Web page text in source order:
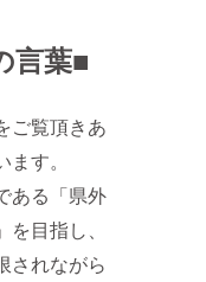
言葉■
ご覧頂きあ
す。
ある「県外
目指し、
されながら